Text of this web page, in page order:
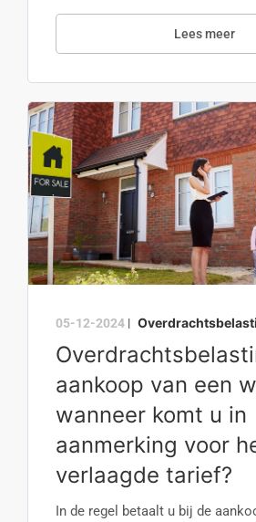
Lees meer
05-12-2024 |
aankoop van een
wanneer komt u in
aanmerking voor
verlaagde tarief?
In de regel betaalt u bij de